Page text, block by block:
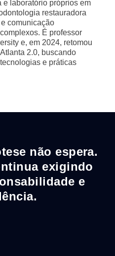
laboratório próprios em
restauradora
comunicação
É professor
e, em 2024, retomou
2.0, buscando
e práticas
não espera.
exigindo
e